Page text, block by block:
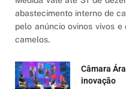
abastecimento interno de
pelo anúncio ovinos vivos
camelos.
Câmara
inovação